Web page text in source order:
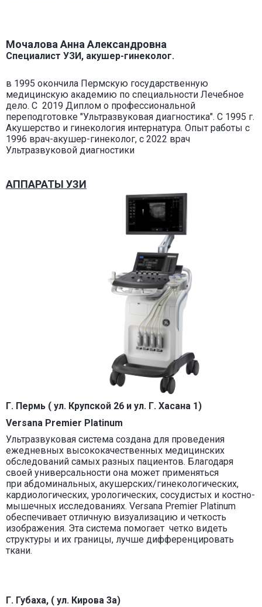
Мочалова Анна Александровна
Специалист УЗИ, акушер-гинеколог.
в 1995 окончила Пермскую государственную
медицинскую академию по специальности Лечебное
дело. С 2019 Диплом о профессиональной
переподготовке "Ультразвуковая диагностика". С 1995 г.
Акушерство и гинекология интернатура. Опыт работы с
1996 врач-акушер-гинеколог, с 2022 врач
Ультразвуковой диагностики
АППАРАТЫ УЗИ
Г. Пермь ( ул. Крупской 26 и ул. Г. Хасана 1)
Versana Premier Platinum
Ультразвуковая система создана для проведения
ежедневных высококачественных медицинских
обследований самых разных пациентов. Благодаря
своей универсальности она может применяться
при абдоминальных, акушерских/гинекологических,
кардиологических, урологических, сосудистых и костно-
мышечных исследованиях. Versana Premier Platinum
обеспечивает отличную визуализацию и четкость
изображения. Эта система помогает четко видеть
структуры и их границы, лучше дифференцировать
ткани.
Г. Губаха, ( ул. Кирова 3а)